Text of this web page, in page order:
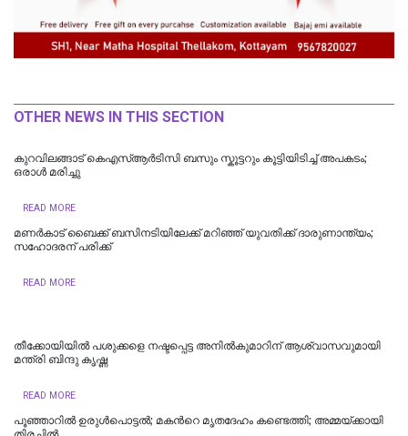
OTHER NEWS IN THIS SECTION
കുറവിലങ്ങാട് കെഎസ്ആർടിസി ബസും സ്കൂട്ടറും കൂട്ടിയിടിച്ച് അപകടം;
ഒരാൾ മരിച്ചു
READ MORE
മണര്‍കാട് ബൈക്ക് ബസിനടിയിലേക്ക് മറിഞ്ഞ് യുവതിക്ക് ദാരുണാന്ത്യം;
സഹോദരന് പരിക്ക്
READ MORE
തീക്കോയിയില്‍ പശുക്കളെ നഷ്ടപ്പെട്ട അനിൽകുമാറിന് ആശ്വാസവുമായി
മന്ത്രി ബിന്ദു കൃഷ്ണ
READ MORE
പൂഞ്ഞാറില്‍ ഉരുൾപൊട്ടൽ; മകന്‍റെ മൃതദേഹം കണ്ടെത്തി; അമ്മയ്ക്കായി